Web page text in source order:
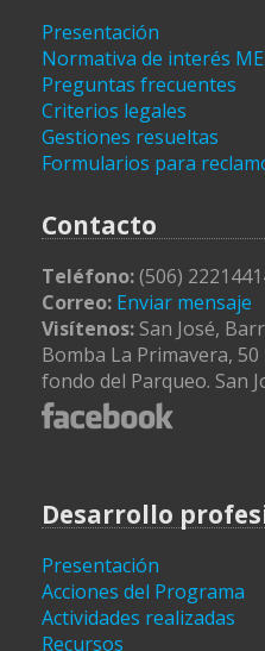
Presentación
Normativa de interés
Preguntas frecuentes
Criterios legales
Gestiones resueltas
Formularios para
Contacto
Teléfono:(506)
Correo: Enviar mensaje
Visítenos: San José,
Bomba La Primavera,
fondo del Parqueo. San
Desarrollo
Presentación
Acciones del Programa
Actividades realizadas
Recursos